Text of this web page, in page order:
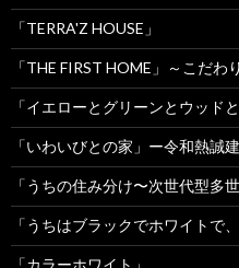
「TERRA'Z HOUSE」
「THE FIRST HOME」～こだわ
「イエローとグリーンとウッド
「いわいびとの家」ー令和熱誠
「うちの住み分け〜次世代型多
「うちはブラックでホワイトで